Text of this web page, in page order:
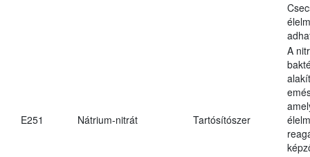
E251 Nátrium-nitrát Tartósítószer
A